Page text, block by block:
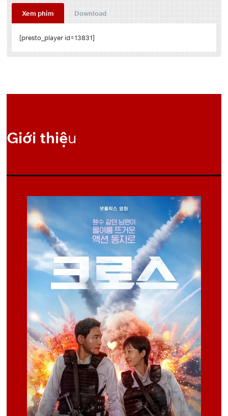
Xem phim Download
[presto_player id=13831]
Link dự phòng:Download
allow_switch_view=”0″ filedate=”0″ showbreadcrumb=”0″
Giới thiệu